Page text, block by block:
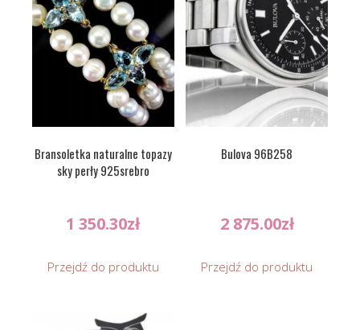
Bransoletka naturalne topazy
sky perły 925srebro
1 350.30zł
Przejdź do produktu
Bulova 96B258
2 875.00zł
Przejdź do produktu